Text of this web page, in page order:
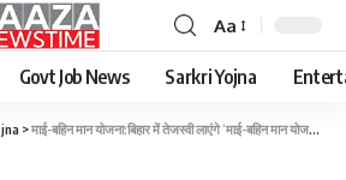
Font
Resizer
Aa
Govt Job News Sarkri Yojna
>माई-बहिन मान योजना:बिहार में तेजस्वी लाएंगे ‘माई-बहिन मान योजना’, महिलाओं को हर महीने ₹2500 देने का वादा